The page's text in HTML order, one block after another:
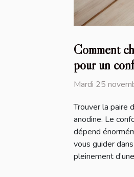
Comment
pour un
Mardi 25
Trouver la paire
anodine. Le
dépend
vous guider
pleinement